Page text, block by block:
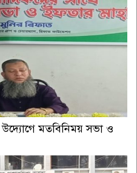
মতবিনিময় সভা ও